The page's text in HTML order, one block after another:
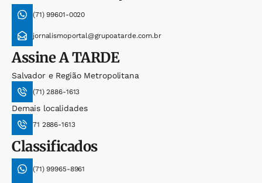
(71) 99601-0020
jornalismoportal@grupoatarde.com.br
AssineA TARDE
Salvador e Região Metropolitana
(71) 2886-1613
Demais localidades
71 2886-1613
Classificados
(71) 99965-8961